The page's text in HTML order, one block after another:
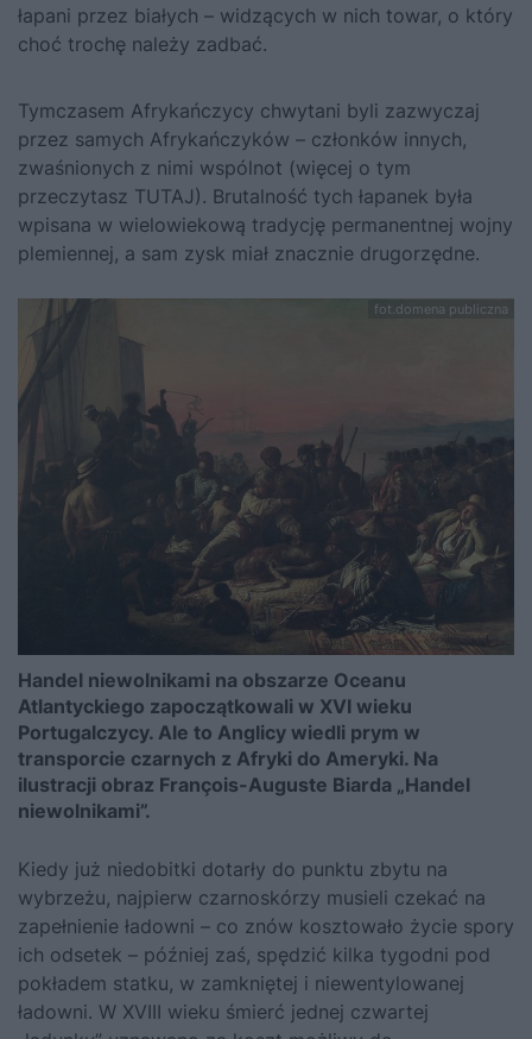
łapani przez białych – widzących w nich towar, o który
choć trochę należy zadbać.
Tymczasem Afrykańczycy chwytani byli zazwyczaj
przez samych Afrykańczyków – członków innych,
zwaśnionych z nimi wspólnot (więcej o tym
przeczytasz TUTAJ). Brutalność tych łapanek była
wpisana w wielowiekową tradycję permanentnej wojny
plemiennej, a sam zysk miał znacznie drugorzędne.
fot.domena publiczna
Handel niewolnikami na obszarze Oceanu
Atlantyckiego zapoczątkowali w XVI wieku
Portugalczycy. Ale to Anglicy wiedli prym w
transporcie czarnych z Afryki do Ameryki. Na
ilustracji obraz François-Auguste Biarda „Handel
niewolnikami”.
Kiedy już niedobitki dotarły do punktu zbytu na
wybrzeżu, najpierw czarnoskórzy musieli czekać na
zapełnienie ładowni – co znów kosztowało życie spory
ich odsetek – później zaś, spędzić kilka tygodni pod
pokładem statku, w zamkniętej i niewentylowanej
ładowni. W XVIII wieku śmierć jednej czwartej